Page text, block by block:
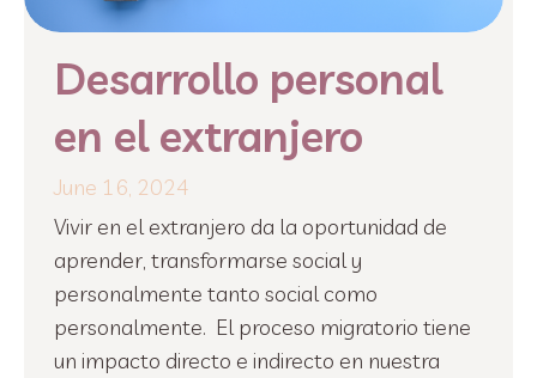
Desarrollo personal
en el extranjero
June 16, 2024
Vivir en el extranjero da la oportunidad de
aprender, transformarse social y
personalmente tanto social como
personalmente. El proceso migratorio tiene
un impacto directo e indirecto en nuestra